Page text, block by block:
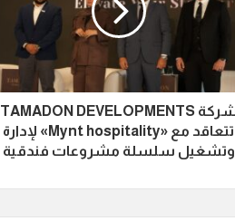
شركة TAMADON DEVELOPMENTS
تتعاقد مع «Mynt hospitality» لإدارة
وتشغيل سلسلة مشروعات فندقية